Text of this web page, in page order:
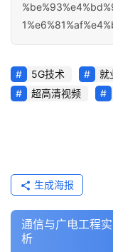
5G技术 就
超高清视频
生成海报
通信与广电工程
析